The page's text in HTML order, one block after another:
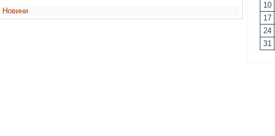
Новини
10
17
24
31